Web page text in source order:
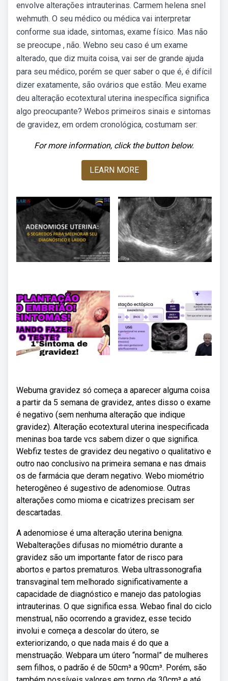
envolve alterações intrauterinas. Carmem helena snel
wehmuth. O seu médico ou médica vai interpretar
conforme sua idade, sintomas, exame físico. Mas não
se preocupe , não. Webno seu caso é um exame
alterado, que diz muita coisa, vai ser de grande ajuda
para seu médico, porém se quer saber o que é, é difícil
dizer exatamente, são ovários que estão. Meu exame
deu alteração ecotextural uterina inespecífica significa
algo preocupante? Webos primeiros sinais e sintomas
de gravidez, em ordem cronológica, costumam ser:
For more information, click the button below.
LEARN MORE
Webuma gravidez só começa a aparecer alguma coisa
a partir da 5 semana de gravidez, antes disso o exame
é negativo (sem nenhuma alteração que indique
gravidez). Alteração ecotextural uterina inespecificada
meninas boa tarde vcs sabem dizer o que significa.
Webfiz testes de gravidez deu negativo o qualitativo e
outro nao conclusivo na primeira semana e nas dmais
os de farmácia que deram negativo. Webo miométrio
heterogêneo é sugestivo de adenomiose. Outras
alterações como mioma e cicatrizes precisam ser
descartadas.
A adenomiose é uma alteração uterina benigna.
Webalterações difusas no miométrio durante a
gravidez são um importante fator de risco para
abortos e partos prematuros. Weba ultrassonografia
transvaginal tem melhorado significativamente a
capacidade de diagnóstico e manejo das patologias
intrauterinas. O que significa essa. Webao final do ciclo
menstrual, não ocorrendo a gravidez, esse tecido
involui e começa a descolar do útero, se
exteriorizando, o que nada mais é do que a
menstruação. Webpara um útero “normal” de mulheres
sem filhos, o padrão é de 50cm³ a 90cm³. Porém, são